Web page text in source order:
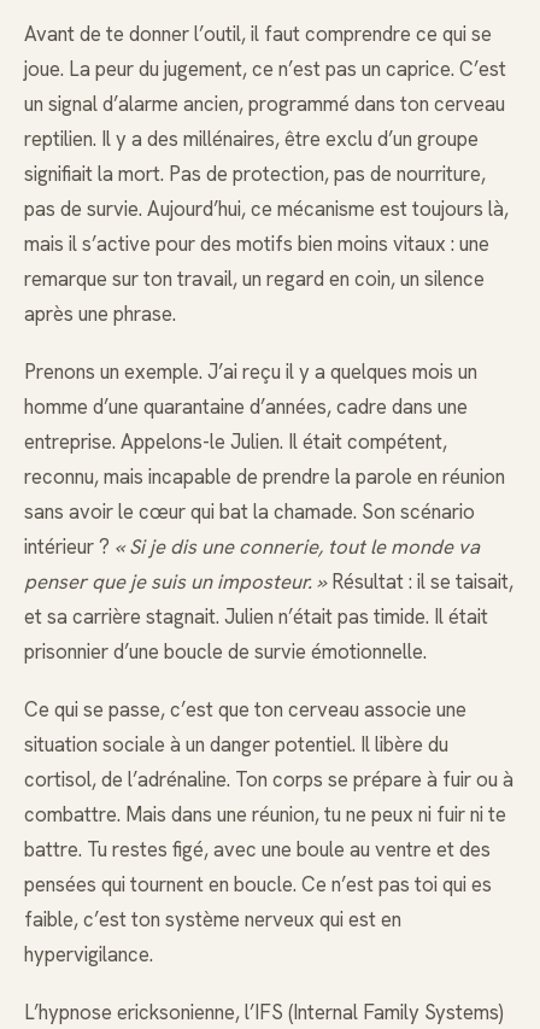
Avant de te donner l’outil, il faut comprendre ce qui se
joue. La peur du jugement, ce n’est pas un caprice. C’est
un signal d’alarme ancien, programmé dans ton cerveau
reptilien. Il y a des millénaires, être exclu d’un groupe
signifiait la mort. Pas de protection, pas de nourriture,
pas de survie. Aujourd’hui, ce mécanisme est toujours là,
mais il s’active pour des motifs bien moins vitaux : une
remarque sur ton travail, un regard en coin, un silence
après une phrase.
Prenons un exemple. J’ai reçu il y a quelques mois un
homme d’une quarantaine d’années, cadre dans une
entreprise. Appelons-le Julien. Il était compétent,
reconnu, mais incapable de prendre la parole en réunion
sans avoir le cœur qui bat la chamade. Son scénario
intérieur ? « Si je dis une connerie, tout le monde va
penser que je suis un imposteur. »Résultat : il se taisait,
et sa carrière stagnait. Julien n’était pas timide. Il était
prisonnier d’une boucle de survie émotionnelle.
Ce qui se passe, c’est que ton cerveau associe une
situation sociale à un danger potentiel. Il libère du
cortisol, de l’adrénaline. Ton corps se prépare à fuir ou à
combattre. Mais dans une réunion, tu ne peux ni fuir ni te
battre. Tu restes figé, avec une boule au ventre et des
pensées qui tournent en boucle. Ce n’est pas toi qui es
faible, c’est ton système nerveux qui est en
hypervigilance.
L’hypnose ericksonienne, l’IFS (Internal Family Systems)